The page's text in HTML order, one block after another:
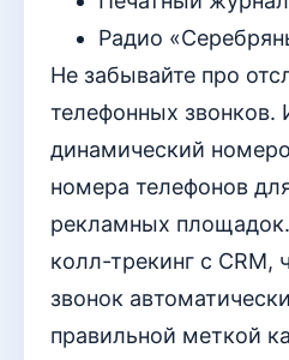
Радио
Не забывайте про
телефонных звонков.
динамический
номера телефонов
рекламных
колл-трекинг с
звонок
правильной меткой